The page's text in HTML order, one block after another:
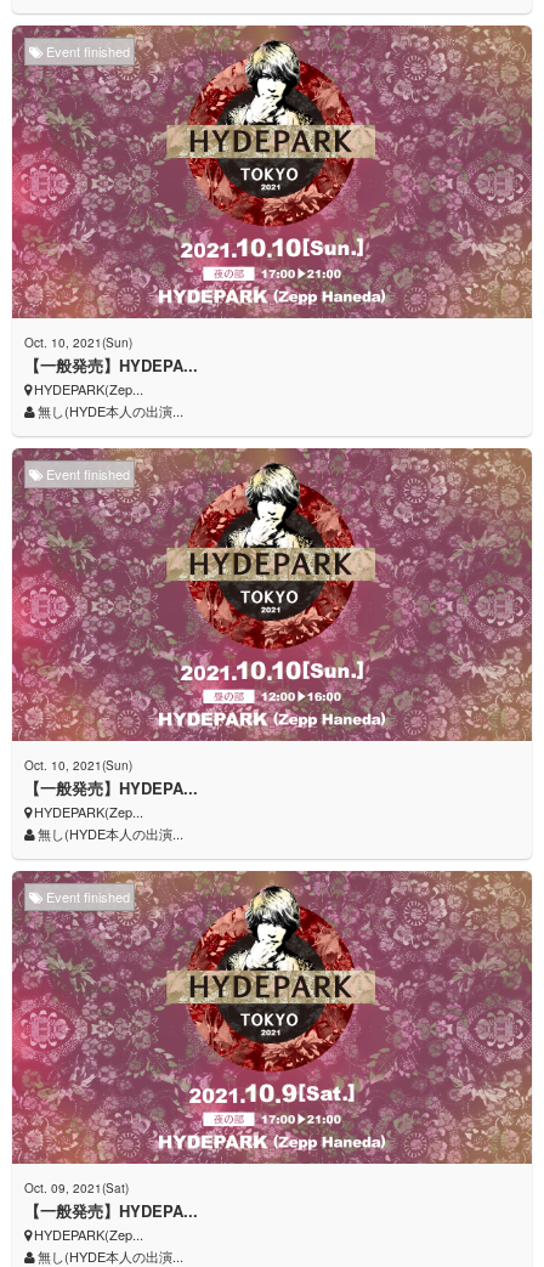
Event finished
Oct. 10, 2021(Sun)
【一般発売】HYDEPA...
HYDEPARK(Zep...
無し(HYDE本人の出演...
Event finished
Oct. 10, 2021(Sun)
【一般発売】HYDEPA...
HYDEPARK(Zep...
無し(HYDE本人の出演...
Event finished
Oct. 09, 2021(Sat)
【一般発売】HYDEPA...
HYDEPARK(Zep...
無し(HYDE本人の出演...